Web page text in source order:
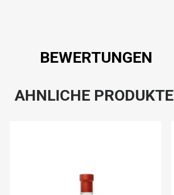
BEWERTUNGEN
AHNLICHE PRODUKTE